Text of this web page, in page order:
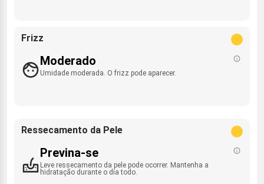
Frizz
Moderado
Umidade moderada. O frizz pode aparecer.
Ressecamento da Pele
Previna-se
Leve ressecamento da pele pode ocorrer. Mantenha a
hidratação durante o dia todo.